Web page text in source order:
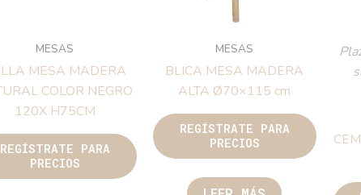
MESAS
MESA MADERA
COLOR NEGRO
120X H75CM
REGÍSTRATE PARA
PRECIOS
MESAS
BLICA MESA MADERA
ALTA Ø70×115 cm
REGÍSTRATE PARA
PRECIOS